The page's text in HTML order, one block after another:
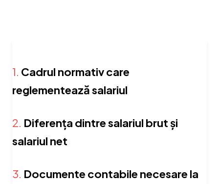
1. Cadrul normativ care
reglementează salariul
2. Diferența dintre salariul brut și
salariul net
3. Documente contabile necesare la